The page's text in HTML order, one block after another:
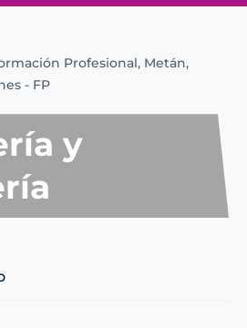
Profesional, Metán,
- FP
y